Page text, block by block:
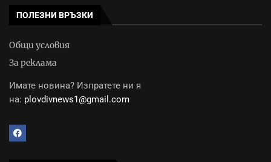
ПОЛЕЗНИ ВРЪЗКИ
Общи условия
За реклама
Имате новина? Изпратете ни я
на: plovdivnews1@gmail.com